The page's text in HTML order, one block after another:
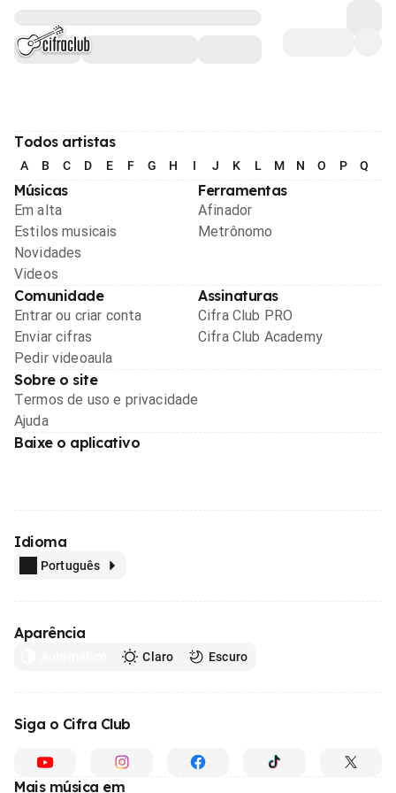
Todos artistas
A B C D E F G H I J K L M N O P Q
Músicas
Em alta
Estilos musicais
Novidades
Videos
Ferramentas
Afinador
Metrônomo
Comunidade
Entrar ou criar conta
Enviar cifras
Pedir videoaula
Assinaturas
Cifra Club PRO
Cifra Club Academy
Sobre o site
Termos de uso e privacidade
Ajuda
Baixe o aplicativo
Idioma
Português
Aparência
Claro Escuro
Siga o Cifra Club
Mais música em